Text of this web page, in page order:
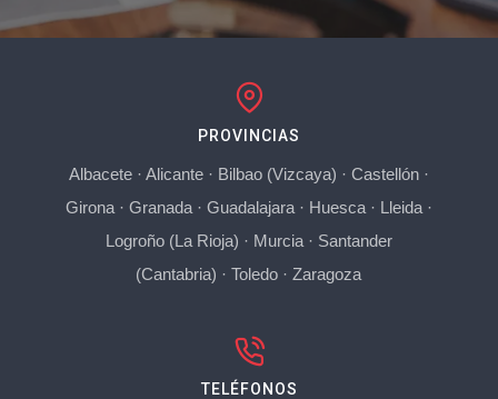
PROVINCIAS
Albacete· Alicante· Bilbao (Vizcaya) · Castellón·
Girona· Granada· Guadalajara· Huesca· Lleida·
Logroño (La Rioja) · Murcia· Santander
(Cantabria) ·Toledo ·Zaragoza
TELÉFONOS